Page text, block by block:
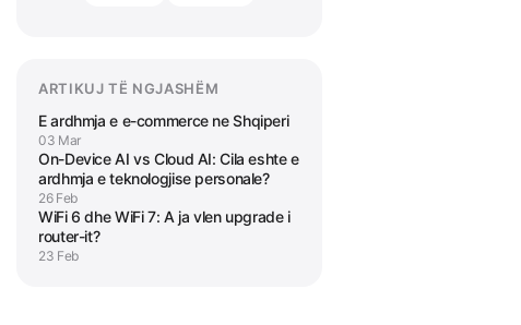
ARTIKUJ TË NGJASHËM
E ardhmja e e-commerce ne Shqiperi
03 Mar
On-Device AI vs Cloud AI: Cila eshte e
ardhmja e teknologjise personale?
26 Feb
WiFi 6 dhe WiFi 7: A ja vlen upgrade i
router-it?
23 Feb